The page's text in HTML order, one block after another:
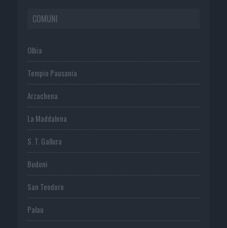
COMUNI
Olbia
Tempio Pausania
Arzachena
La Maddalena
S. T. Gallura
Budoni
San Teodoro
Palau